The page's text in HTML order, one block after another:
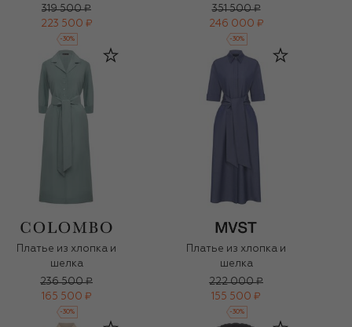
319 500 ₽
223 500 ₽
-30%
351 500 ₽
246 000 ₽
-30%
Платье из хлопка и
шелка
236 500 ₽
165 500 ₽
-30%
Платье из хлопка и
шелка
222 000 ₽
155 500 ₽
-30%